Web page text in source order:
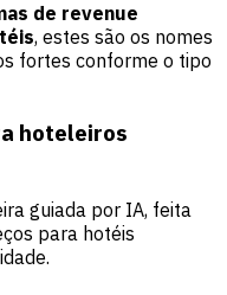
de revenue
, estes são os nomes
fortes conforme o tipo
hoteleiros
guiada por IA, feita
para hotéis